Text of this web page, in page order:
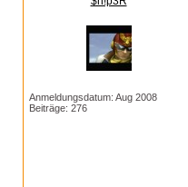
Anmeldungsdatum: Aug 2008
Beiträge: 276